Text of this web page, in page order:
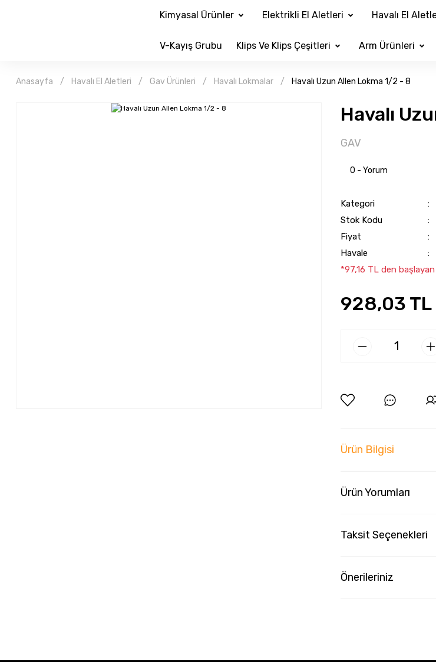
Kimyasal Ürünler Elektrikli El Aletleri Havalı El
V-Kayış Grubu Klips Ve Klips Çeşitleri Arm Ürünleri
Anasayfa Havalı El Aletleri Gav Ürünleri Havalı Lokmalar Havalı Uzun Allen Lokma 1/2 - 8
Havalı
GAV
0 - Yorum
Kategori
Stok Kodu
Fiyat
Havale
*97,16 TL den
928,03 TL
Ürün Bilgisi
Ürün Yorumları
Taksit Seçenekleri
Önerileriniz